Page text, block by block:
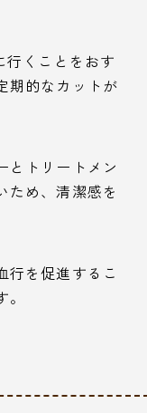
行くことをおす
期的なカットが
とトリートメン
ため、清潔感を
行を促進するこ